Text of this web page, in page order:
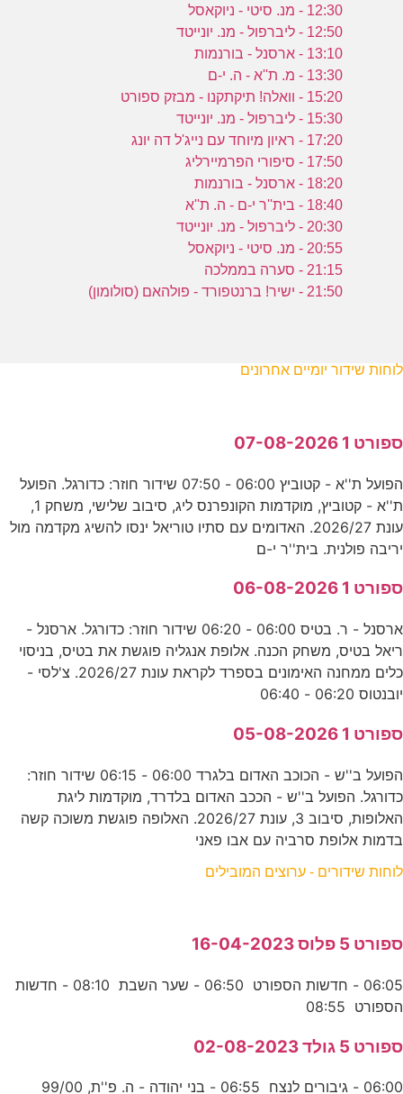
12:30 - מנ. סיטי - ניוקאסל
12:50 - ליברפול - מנ. יונייטד
13:10 - ארסנל - בורנמות
13:30 - מ. ת''א - ה. י-ם
15:20 - וואלה! תיקתקנו - מבזק ספורט
15:30 - ליברפול - מנ. יונייטד
17:20 - ראיון מיוחד עם נייג'ל דה יונג
17:50 - סיפורי הפרמיירליג
18:20 - ארסנל - בורנמות
18:40 - בית''ר י-ם - ה. ת''א
20:30 - ליברפול - מנ. יונייטד
20:55 - מנ. סיטי - ניוקאסל
21:15 - סערה בממלכה
21:50 - ישיר! ברנטפורד - פולהאם (סולומון)
לוחות שידור יומיים אחרונים
ספורט 1 07-08-2026
הפועל ת''א - קטוביץ 06:00 - 07:50 שידור חוזר: כדורגל. הפועל
ת''א - קטוביץ, מוקדמות הקונפרנס ליג, סיבוב שלישי, משחק 1,
עונת 2026/27. האדומים עם סתיו טוריאל ינסו להשיג מקדמה מול
יריבה פולנית. בית''ר י-ם
ספורט 1 06-08-2026
ארסנל - ר. בטיס 06:00 - 06:20 שידור חוזר: כדורגל. ארסנל -
ריאל בטיס, משחק הכנה. אלופת אנגליה פוגשת את בטיס, בניסוי
כלים ממחנה האימונים בספרד לקראת עונת 2026/27. צ'לסי -
יובנטוס 06:20 - 06:40
ספורט 1 05-08-2026
הפועל ב''ש - הכוכב האדום בלגרד 06:00 - 06:15 שידור חוזר:
כדורגל. הפועל ב''ש - הככב האדום בלדרד, מוקדמות ליגת
האלופות, סיבוב 3, עונת 2026/27. האלופה פוגשת משוכה קשה
בדמות אלופת סרביה עם אבו פאני
לוחות שידורים - ערוצים המובילים
ספורט 5 פלוס 16-04-2023
06:05 - חדשות הספורט 06:50 - שער השבת 08:10 - חדשות
הספורט 08:55
ספורט 5 גולד 02-08-2023